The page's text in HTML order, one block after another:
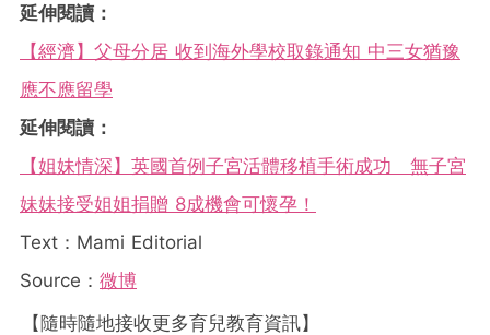
延伸閱讀：
【經濟】父母分居 收到海外學校取錄通知 中三女猶豫
應不應留學
延伸閱讀：
【姐妹情深】英國首例子宮活體移植手術成功 無子宮
妹妹接受姐姐捐贈 8成機會可懷孕！
Text：Mami Editorial
Source： 微博
【隨時隨地接收更多育兒教育資訊】